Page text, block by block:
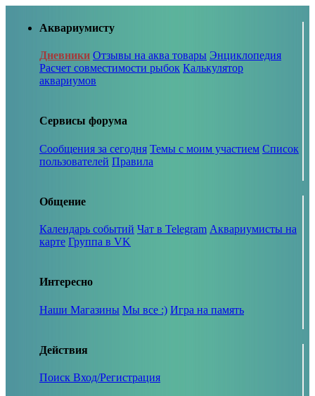
Аквариумисту
Дневники Отзывы на аква товары Энциклопедия
Расчет совместимости рыбок Калькулятор
аквариумов
Сервисы форума
Сообщения за сегодня Темы с моим участием Список
пользователей Правила
Общение
Календарь событий Чат в Telegram Аквариумисты на
карте Группа в VK
Интересно
Наши Магазины Мы все :) Игра на память
Действия
Поиск Вход/Регистрация